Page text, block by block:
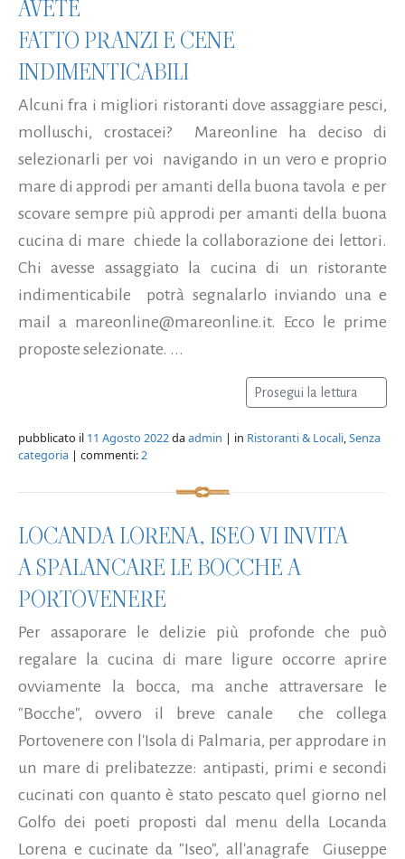
AVETE
FATTO PRANZI E CENE
INDIMENTICABILI
Alcuni fra i migliori ristoranti dove assaggiare pesci,
molluschi, crostacei? Mareonline ha deciso di
selezionarli per voi navigando in un vero e proprio
mare di approdi per amanti della buona tavola e per
scovare sempre più approdi per amanti della buona
cucina di mare chiede la collaborazione dei lettori.
Chi avesse assaggiato la cucina di un ristorante
indimenticabile potrà segnalarlo inviando una e
mail a mareonline@mareonline.it. Ecco le prime
proposte selezionate. ...
Prosegui la lettura
pubblicato il 11 Agosto 2022daadmin | in Ristoranti & Locali,Senza
categoria | commenti:2
LOCANDA LORENA, ISEO VI INVITA
A SPALANCARE LE BOCCHE A
PORTOVENERE
Per assaporare le delizie più profonde che può
regalare la cucina di mare ligure occorre aprire
ovviamente la bocca, ma anche attraversare le
"Bocche", ovvero il breve canale che collega
Portovenere con l'Isola di Palmaria, per approdare in
un mare di prelibatezze: antipasti, primi e secondi
cucinati con quanto è stato pescato quel giorno nel
Golfo dei poeti proposti dal menu della Locanda
Lorena e cucinate da "Iseo", all'anagrafe Giuseppe